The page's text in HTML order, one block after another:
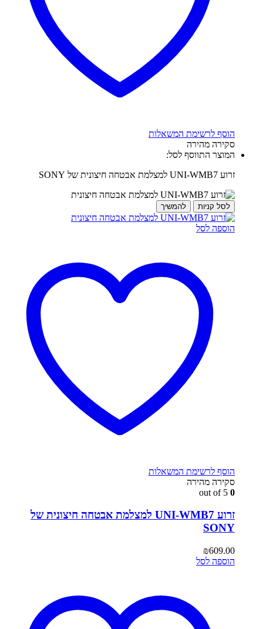
הוסף לרשימת המשאלות
סקירה מהירה
המוצר התווסף לסל:
זרוע UNI-WMB7 למצלמת אבטחה חיצונית של SONY
לסל קניות להמשיך
הוספה לסל
הוסף לרשימת המשאלות
סקירה מהירה
0
זרוע UNI-WMB7 למצלמת אבטחה חיצונית של
SONY
₪609.00
הוספה לסל